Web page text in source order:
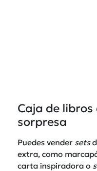
Caja de
sorpresa
Puedes vender sets
extra, como
carta inspiradora o